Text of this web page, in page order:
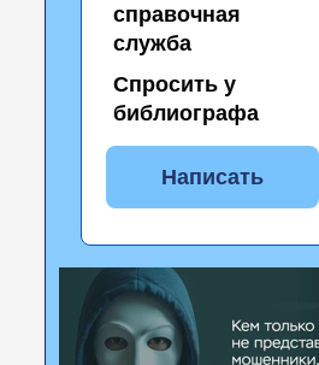
справочная
служба
Спросить у
библиографа
Написать